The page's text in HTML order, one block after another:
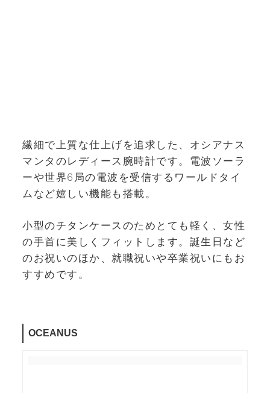
繊細で上質な仕上げを追求した、オシアナス
マンタのレディース腕時計です。電波ソーラ
ーや世界6局の電波を受信するワールドタイ
ムなど嬉しい機能も搭載。
小型のチタンケースのためとても軽く、女性
の手首に美しくフィットします。誕生日など
のお祝いのほか、就職祝いや卒業祝いにもお
すすめです。